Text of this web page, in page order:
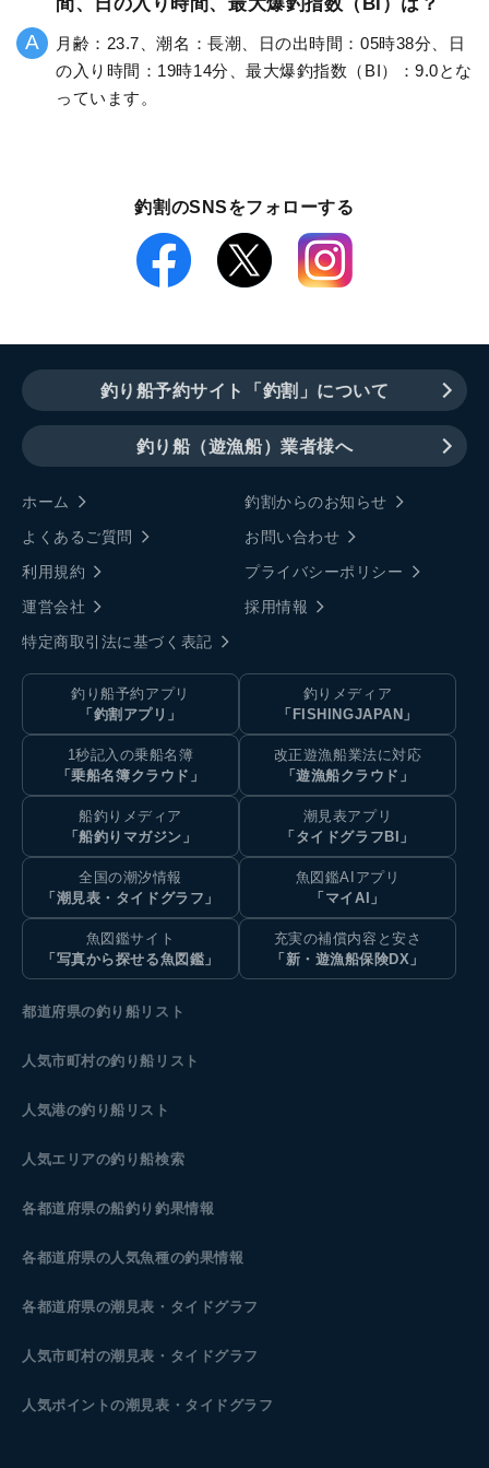
月齢：23.7、潮名：長潮、日の出時間：05時38分、日
の入り時間：19時14分、最大爆釣指数（BI）：9.0とな
っています。
釣割のSNSをフォローする
釣り船予約サイト「釣割」について
釣り船（遊漁船）業者様へ
ホーム
釣割からのお知らせ
よくあるご質問
お問い合わせ
利用規約
プライバシーポリシー
運営会社
採用情報
特定商取引法に基づく表記
釣り船予約アプリ
「釣割アプリ」
釣りメディア
「FISHINGJAPAN」
1秒記入の乗船名簿
「乗船名簿クラウド」
改正遊漁船業法に対応
「遊漁船クラウド」
船釣りメディア
「船釣りマガジン」
潮見表アプリ
「タイドグラフBI」
全国の潮汐情報
「潮見表・タイドグラフ」
魚図鑑AIアプリ
「マイAI」
魚図鑑サイト
「写真から探せる魚図鑑」
充実の補償内容と安さ
「新・遊漁船保険DX」
都道府県の釣り船リスト
人気市町村の釣り船リスト
人気港の釣り船リスト
人気エリアの釣り船検索
各都道府県の船釣り釣果情報
各都道府県の人気魚種の釣果情報
各都道府県の潮見表 ・タイドグラフ
人気市町村の潮見表・タイドグラフ
人気ポイントの潮見表・タイドグラフ